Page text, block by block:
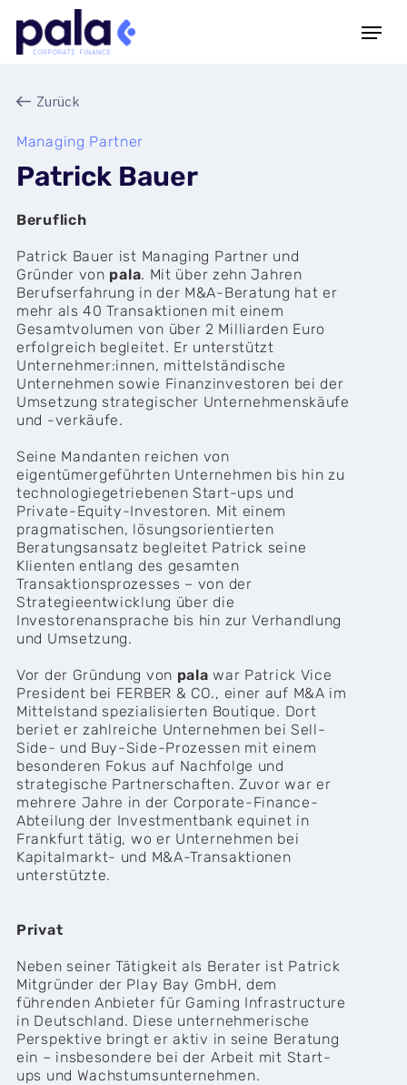
Zurück
Managing Partner
Patrick Bauer
Beruflich
Patrick Bauer ist Managing Partner und
Gründer von pala. Mit über zehn Jahren
Berufserfahrung in der M&A-Beratung hat er
mehr als 40 Transaktionen mit einem
Gesamtvolumen von über 2 Milliarden Euro
erfolgreich begleitet. Er unterstützt
Unternehmer:innen, mittelständische
Unternehmen sowie Finanzinvestoren bei der
Umsetzung strategischer Unternehmenskäufe
und -verkäufe.
Seine Mandanten reichen von
eigentümergeführten Unternehmen bis hin zu
technologiegetriebenen Start-ups und
Private-Equity-Investoren. Mit einem
pragmatischen, lösungsorientierten
Beratungsansatz begleitet Patrick seine
Klienten entlang des gesamten
Transaktionsprozesses – von der
Strategieentwicklung über die
Investorenansprache bis hin zur Verhandlung
und Umsetzung.
Vor der Gründung von pala war Patrick Vice
President bei FERBER & CO., einer auf M&A im
Mittelstand spezialisierten Boutique. Dort
beriet er zahlreiche Unternehmen bei Sell-
Side- und Buy-Side-Prozessen mit einem
besonderen Fokus auf Nachfolge und
strategische Partnerschaften. Zuvor war er
mehrere Jahre in der Corporate-Finance-
Abteilung der Investmentbank equinet in
Frankfurt tätig, wo er Unternehmen bei
Kapitalmarkt- und M&A-Transaktionen
unterstützte.
Privat
Neben seiner Tätigkeit als Berater ist Patrick
Mitgründer der Play Bay GmbH, dem
führenden Anbieter für Gaming Infrastructure
in Deutschland. Diese unternehmerische
Perspektive bringt er aktiv in seine Beratung
ein – insbesondere bei der Arbeit mit Start-
ups und Wachstumsunternehmen.